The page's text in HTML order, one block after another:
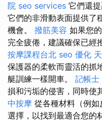
院 seo services 它們還
它們的非滑動表面提供了
機會。 撥筋美容 如果您
完全疲倦，建議確保已經
按摩課程台北 seo 優化
保護器的柔軟而靈活的抓
艇訓練一樣開車。 記帳士
損和污垢的侵害，同時使
中按摩 從各種材料（例
選擇，以找到最適合您的